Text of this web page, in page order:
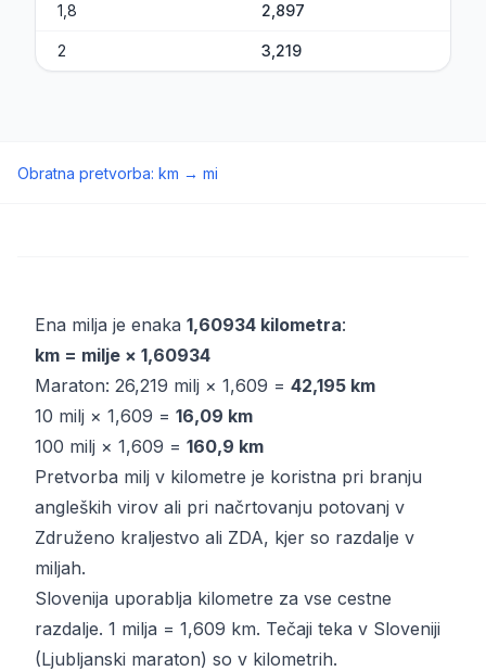
1,8 2,897
2 3,219
Obratna pretvorba: km → mi
Ena milja je enaka 1,60934 kilometra:
km = milje × 1,60934
Maraton: 26,219 milj × 1,609 = 42,195 km
10 milj × 1,609 = 16,09 km
100 milj × 1,609 = 160,9 km
Pretvorba milj v kilometre je koristna pri branju
angleških virov ali pri načrtovanju potovanj v
Združeno kraljestvo ali ZDA, kjer so razdalje v
miljah.
Slovenija uporablja kilometre za vse cestne
razdalje. 1 milja = 1,609 km. Tečaji teka v Sloveniji
(Ljubljanski maraton) so v kilometrih.